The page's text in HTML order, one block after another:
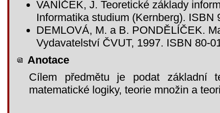
VANÍČEK, J. Teoretické základy
Informatika studium (Kernberg). ISBN
DEMLOVÁ, M. a B. PONDĚLÍČEK.
Vydavatelství ČVUT, 1997. ISBN 80-
Anotace
Cílem předmětu je podat základní
matematické logiky, teorie množin a